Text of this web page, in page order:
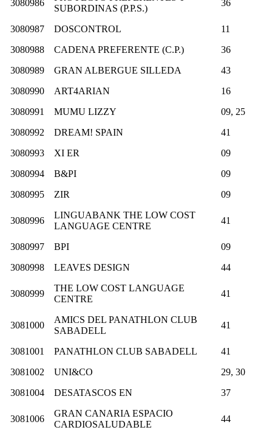
3080986
SUBORDINAS (P.P.S.)
36
3080987 DOSCONTROL
11
3080988
CADENA PREFERENTE (C.P.)
36
3080989
GRAN ALBERGUE SILLEDA
43
3080990
ART4ARIAN
16
3080991
MUMU LIZZY
09, 25
3080992
DREAM! SPAIN
41
3080993
XI ER
09
3080994
B&PI
09
3080995
ZIR 09
3080996
LINGUABANK THE LOW COST
LANGUAGE CENTRE
41
3080997 BPI
09
3080998
LEAVES DESIGN 44
3080999
THE LOW COST LANGUAGE
CENTRE
41
3081000
AMICS DEL PANATHLON CLUB
SABADELL
41
3081001 PANATHLON CLUB SABADELL
41
3081002
UNI&CO
29, 30
3081004
DESATASCOS EN 37
3081006
GRAN CANARIA ESPACIO
CARDIOSALUDABLE
44